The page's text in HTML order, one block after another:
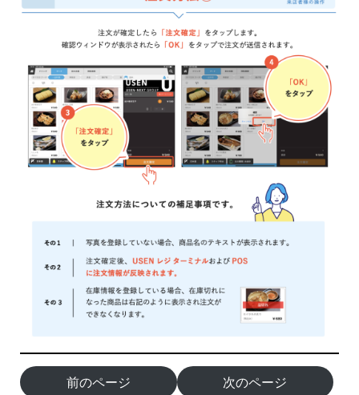
前のページ 次のページ